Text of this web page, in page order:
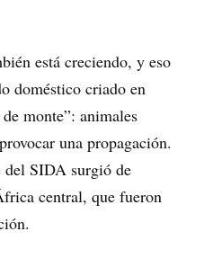
está creciendo, y eso
doméstico criado en
monte”: animales
una propagación.
del SIDA surgió de
central, que fueron